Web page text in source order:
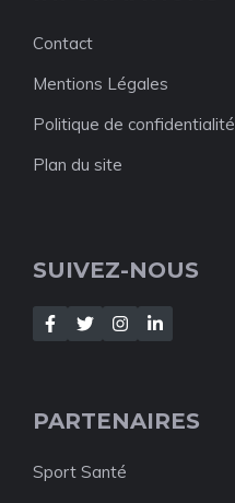
Contact
Mentions Légales
Politique de confidentialité
Plan du site
SUIVEZ-NOUS
PARTENAIRES
Sport Santé